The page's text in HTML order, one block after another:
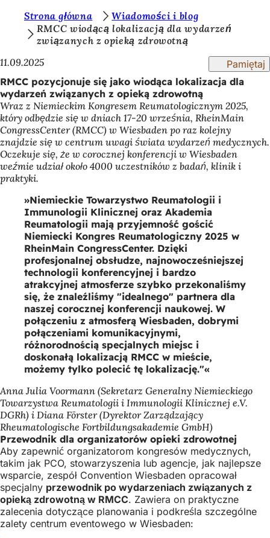
Przejdź do treści
s
t
e
ś
t
u
t
a
Strona główna
Wiadomości i blog
RMCC wiodącą lokalizacją dla wydarzeń
związanych z opieką zdrowotną
11.09.2025
Pamiętaj
RMCC pozycjonuje się jako wiodąca lokalizacja dla
wydarzeń związanych z opieką zdrowotną
Wraz z Niemieckim Kongresem Reumatologicznym 2025,
który odbędzie się w dniach 17-20 września, RheinMain
CongressCenter (RMCC) w Wiesbaden po raz kolejny
znajdzie się w centrum uwagi świata wydarzeń medycznych.
Oczekuje się, że w corocznej konferencji w Wiesbaden
weźmie udział około 4000 uczestników z badań, klinik i
praktyki.
Niemieckie Towarzystwo Reumatologii i
Immunologii Klinicznej oraz Akademia
Reumatologii mają przyjemność gościć
Niemiecki Kongres Reumatologiczny 2025 w
RheinMain CongressCenter. Dzięki
profesjonalnej obsłudze, najnowocześniejszej
technologii konferencyjnej i bardzo
atrakcyjnej atmosferze szybko przekonaliśmy
się, że znaleźliśmy "idealnego" partnera dla
naszej corocznej konferencji naukowej. W
połączeniu z atmosferą Wiesbaden, dobrymi
połączeniami komunikacyjnymi,
różnorodnością specjalnych miejsc i
doskonałą lokalizacją RMCC w mieście,
możemy tylko polecić tę lokalizację."
Anna Julia Voormann (Sekretarz Generalny Niemieckiego
Towarzystwa Reumatologii i Immunologii Klinicznej e.V.
DGRh) i Diana Förster (Dyrektor Zarządzający
Rheumatologische Fortbildungsakademie GmbH)
Przewodnik dla organizatorów opieki zdrowotnej
Aby zapewnić organizatorom kongresów medycznych,
takim jak PCO, stowarzyszenia lub agencje, jak najlepsze
wsparcie, zespół Convention Wiesbaden opracował
specjalny przewodnik po wydarzeniach związanych z
opieką zdrowotną w RMCC. Zawiera on praktyczne
zalecenia dotyczące planowania i podkreśla szczególne
zalety centrum eventowego w Wiesbaden: